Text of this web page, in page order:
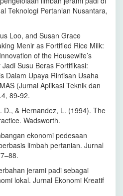
Teknologi Pertanian Nusantara,
Loo, and Susan Grace
Menir as Fortified Rice Milk:
of the Housewife’s
Susu Beras Fortifikasi:
Dalam Upaya Rintisan Usaha
(Jurnal Aplikasi Teknik dan
89-92.
D., & Hernandez, L. (1994). The
Wadsworth.
ekonomi pedesaan
limbah pertanian. Jurnal
jerami padi sebagai
lokal. Jurnal Ekonomi Kreatif